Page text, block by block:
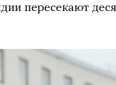
пересекают